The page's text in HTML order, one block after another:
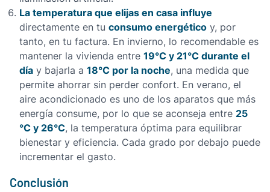
Latemperatura que elijas en casa influye
directamente en tu consumo energético y, por
tanto, en tu factura. En invierno, lo recomendable es
mantener la vivienda entre 19°C y 21°C durante el
día y bajarla a 18°C por la noche, una medida que
permite ahorrar sin perder confort. En verano, el
aire acondicionado es uno de los aparatos que más
energía consume, por lo que se aconseja entre 25
°C y26°C, la temperatura óptima para equilibrar
bienestar y eficiencia. Cada grado por debajo puede
incrementar el gasto.
Conclusión